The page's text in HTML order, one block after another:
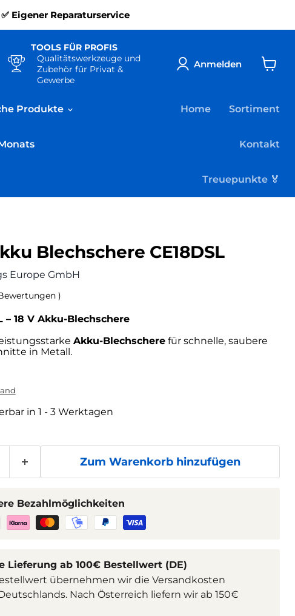
Eigener Reparaturservice
TOOLS FÜR PROFIS
Qualitätswerkzeuge und
Zubehör für Privat &
Gewerbe
Anmelden
Produkte Home Sortiment
Kontakt
Treuepunkte 🏅
Blechschere CE18DSL
Europe GmbH
)
– 18 V Akku-Blechschere
Akku-Blechscherefür schnelle, saubere
in Metall.
in 1 - 3 Werktagen
Zum Warenkorb hinzufügen
Bezahlmöglichkeiten
Lieferung ab 100€ Bestellwert (DE)
übernehmen wir die Versandkosten
Nach Österreich liefern wir ab 150€